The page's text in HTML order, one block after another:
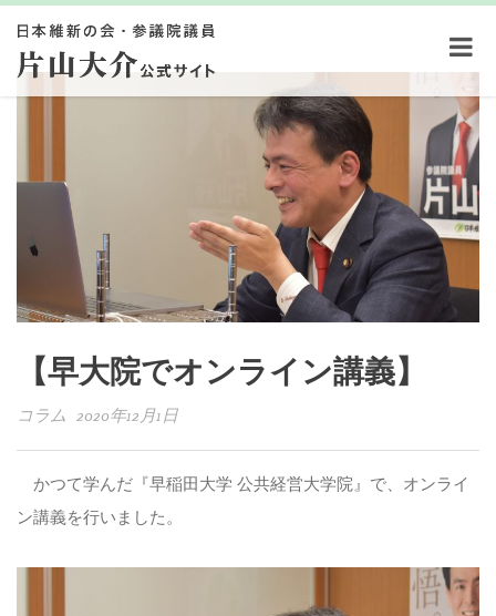
【早大院でオンライン講義】
コラム 2020年12月1日
かつて学んだ『早稲田大学 公共経営大学院』で、オンライ
ン講義を行いました。